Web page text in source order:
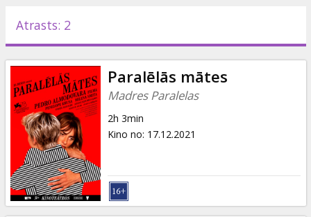
Pasākumi
Ziņas
Dāvanu
kartes
Uzkodas
Atrasts: 2
Paralēlās mātes
Madres Paralelas
2h 3min
Kino no: 17.12.2021